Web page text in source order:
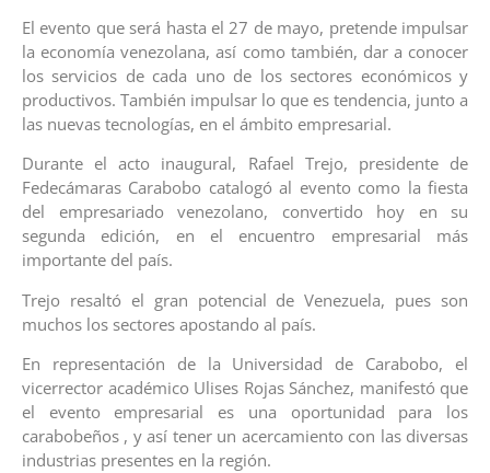
El evento que será hasta el 27 de mayo, pretende impulsar
la economía venezolana, así como también, dar a conocer
los servicios de cada uno de los sectores económicos y
productivos. También impulsar lo que es tendencia, junto a
las nuevas tecnologías, en el ámbito empresarial.
Durante el acto inaugural, Rafael Trejo, presidente de
Fedecámaras Carabobo catalogó al evento como la fiesta
del empresariado venezolano, convertido hoy en su
segunda edición, en el encuentro empresarial más
importante del país.
Trejo resaltó el gran potencial de Venezuela, pues son
muchos los sectores apostando al país.
En representación de la Universidad de Carabobo, el
vicerrector académico Ulises Rojas Sánchez, manifestó que
el evento empresarial es una oportunidad para los
carabobeños , y así tener un acercamiento con las diversas
industrias presentes en la región.